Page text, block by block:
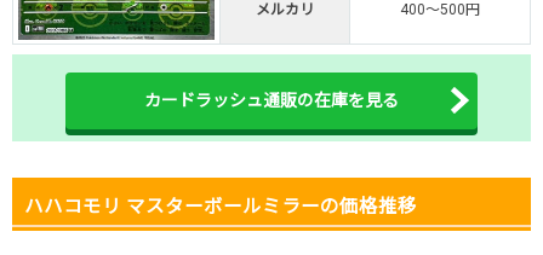
TORAオリパ
・リリース1周年イベント開催中！
・新規登録で最大90%OFF
TORAオリパ公式はこちら ＞
メルカリ 400～500円
カードラッシュ通販の在庫を見る
ハハコモリ マスターボールミラーの価格推移